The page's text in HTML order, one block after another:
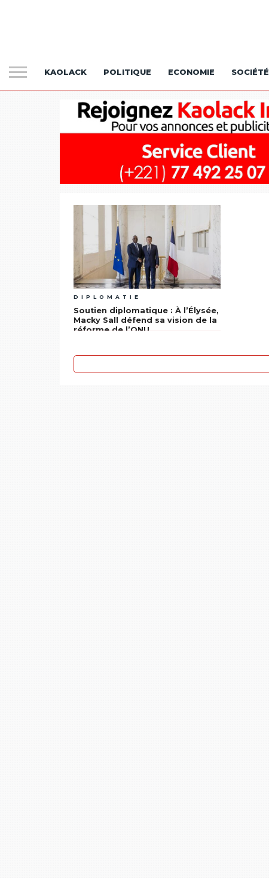
KAOLACK POLITIQUE ECONOMIE SOCIÉTÉ
DIPLOMATIE
Soutien diplomatique : À l’Élysée,
Macky Sall défend sa vision de la
réforme de l’ONU